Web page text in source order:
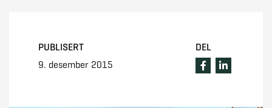
PUBLISERT
9. desember 2015
DEL